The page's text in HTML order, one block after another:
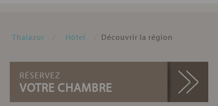
Thalazur Hôtel Découvrir la région
RÉSERVEZ
VOTRE CHAMBRE